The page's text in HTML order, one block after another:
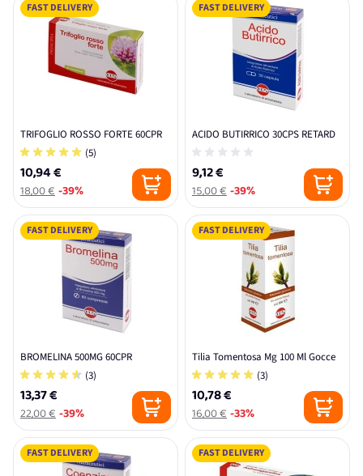
FAST DELIVERY
TRIFOGLIO ROSSO FORTE 60CPR
(5)
10,94 €
18,00 €-39%
FAST DELIVERY
ACIDO BUTIRRICO 30CPS RETARD
9,12 €
15,00 €-39%
FAST DELIVERY
BROMELINA 500MG 60CPR
(3)
13,37 €
22,00 €-39%
FAST DELIVERY
Tilia Tomentosa Mg 100 Ml Gocce
(3)
10,78 €
16,00 €-33%
FAST DELIVERY FAST DELIVERY